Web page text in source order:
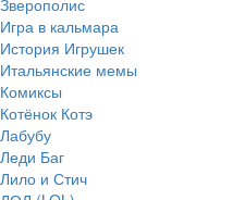
Зверополис
Игра в кальмара
История Игрушек
Итальянские мемы
Комиксы
Котёнок Котэ
Лабубу
Леди Баг
Лило и Стич